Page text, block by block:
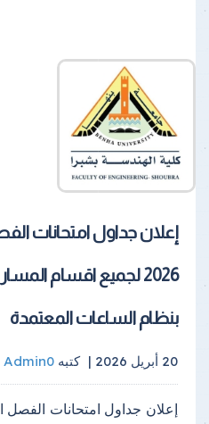
2026 لجميع اقسام
بنظام الساعات المعتمدة
20 أبريل 2026 | كتبه Admin0